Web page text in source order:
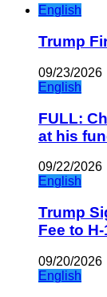
English
Trump
09/23/2026
English
FULL:
at his
09/22/2026
English
Trump
Fee to
09/20/2026
English